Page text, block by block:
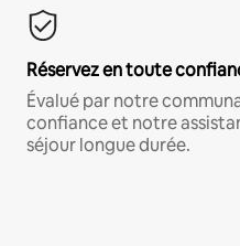
Réservez en toute
Évalué par notre
confiance et notre
séjour longue durée.